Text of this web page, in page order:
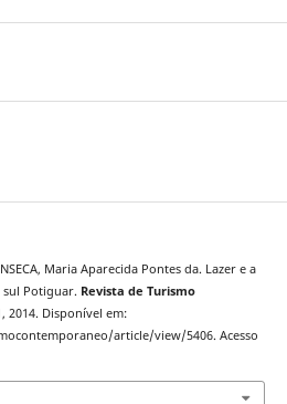
Maria Aparecida Pontes da. Lazer e a
Potiguar. Revista de Turismo
2014. Disponível em:
article/view/5406. Acesso